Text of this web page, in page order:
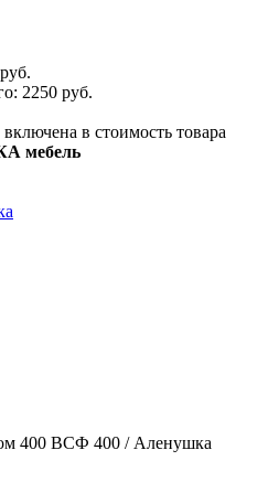
2250 руб.
в стоимость товара
мебель
400 ВСФ 400 / Аленушка